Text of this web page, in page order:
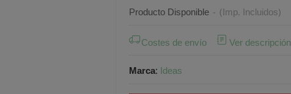
Producto Disponible - (Imp. Incluidos)
Costes de envío
Ver descripción
Marca: Ideas